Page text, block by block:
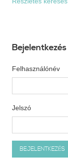
Bejelentkezés
Felhasználónév
Jelszó